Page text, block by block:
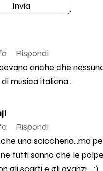
Invia
Rispondi
anche che
musica italiana...
Rispondi
una sciccheria...ma
tutti sanno che le
gli scarti e gli avanzi... :)